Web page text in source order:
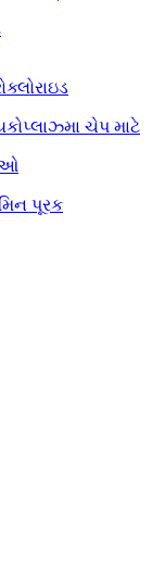
ચેપ માટે
પૂરક